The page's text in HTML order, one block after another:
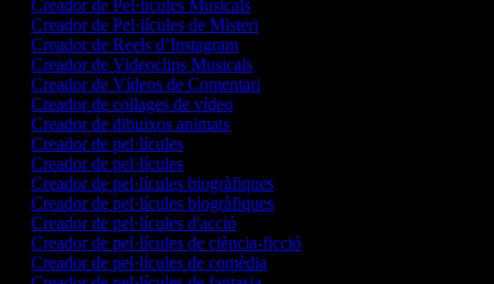
Creador de Pel·lícules Musicals
Creador de Pel·lícules de Misteri
Creador de Reels d’Instagram
Creador de Videoclips Musicals
Creador de Vídeos de Comentari
Creador de collages de vídeo
Creador de dibuixos animats
Creador de pel·lícules
Creador de pel·lícules
Creador de pel·lícules biogràfiques
Creador de pel·lícules biogràfiques
Creador de pel·lícules d'acció
Creador de pel·lícules de ciència-ficció
Creador de pel·lícules de comèdia